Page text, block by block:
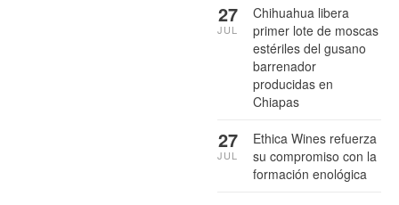
Chihuahua libera
primer lote de moscas
estériles del gusano
barrenador
producidas en
Chiapas
27
JUL
Ethica Wines refuerza
su compromiso con la
formación enológica
27
JUL